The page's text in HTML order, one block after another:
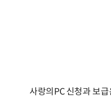
사랑의PC 신청과 보